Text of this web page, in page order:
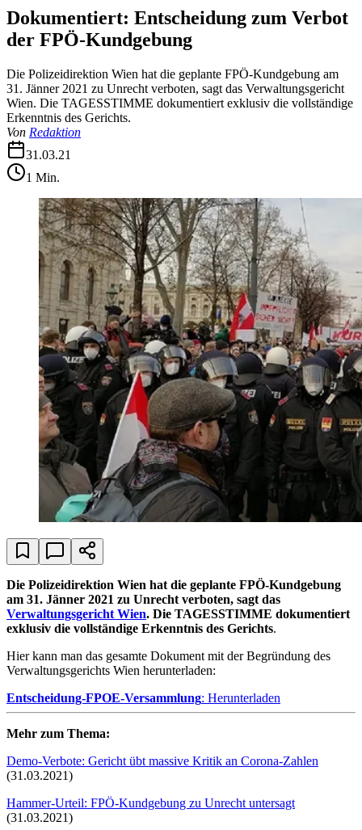
Dokumentiert: Entscheidung zum Verbot
der FPÖ-Kundgebung
Die Polizeidirektion Wien hat die geplante FPÖ-Kundgebung am
31. Jänner 2021 zu Unrecht verboten, sagt das Verwaltungsgericht
Wien. Die TAGESSTIMME dokumentiert exklusiv die vollständige
Erkenntnis des Gerichts.
Von Redaktion
31.03.21
1 Min.
Die Polizeidirektion Wien hat die geplante FPÖ-Kundgebung
am 31. Jänner 2021 zu Unrecht verboten, sagt das
Verwaltungsgericht Wien. Die TAGESSTIMME dokumentiert
exklusiv die vollständige Erkenntnis des Gerichts.
Hier kann man das gesamte Dokument mit der Begründung des
Verwaltungsgerichts Wien herunterladen:
Entscheidung-FPOE-Versammlung: Herunterladen
Mehr zum Thema:
Demo-Verbote: Gericht übt massive Kritik an Corona-Zahlen
(31.03.2021)
Hammer-Urteil: FPÖ-Kundgebung zu Unrecht untersagt
(31.03.2021)